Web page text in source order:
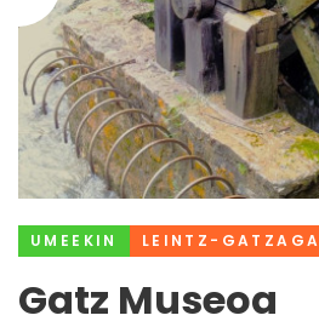
UMEEKIN LEINTZ-GATZAGA
Gatz Museoa